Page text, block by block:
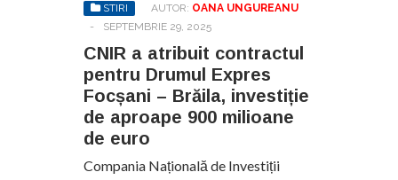
STIRI AUTOR: OANA UNGUREANU
-
SEPTEMBRIE 29, 2025
CNIR a atribuit contractul
pentru Drumul Expres
Focșani – Brăila, investiție
de aproape 900 milioane
de euro
Compania Națională de Investiții